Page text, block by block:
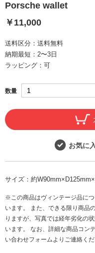
Porsche wallet
￥11,000
送料区分： 送料無料
納期最短： 2〜3日
ラッピング： 可
数量
お気に
サイズ： 約
※この商品はヴィンテージ品に
います。 また、できる限り商品
りますが、写真では経年劣化の
います。 なお、詳細な商品コン
い合わせフォームよりご連絡く